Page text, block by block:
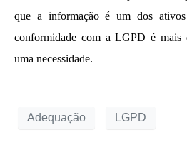
que a informação é um dos
conformidade com a LGPD é mais
uma necessidade.
Adequação LGPD